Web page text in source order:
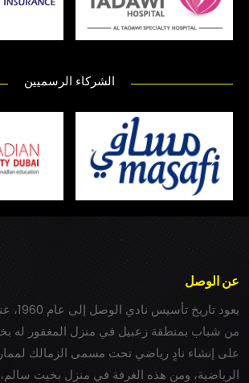
الشركاء الرسميين
عن الوصل
يعود
من شباب بمنطقة زعبيل في منزل المغفور له
على إنشاء نادٍ رياضي تحت مسمى الزمالك
الرياضية، ومن هذه الغرفة في منزل بخيت